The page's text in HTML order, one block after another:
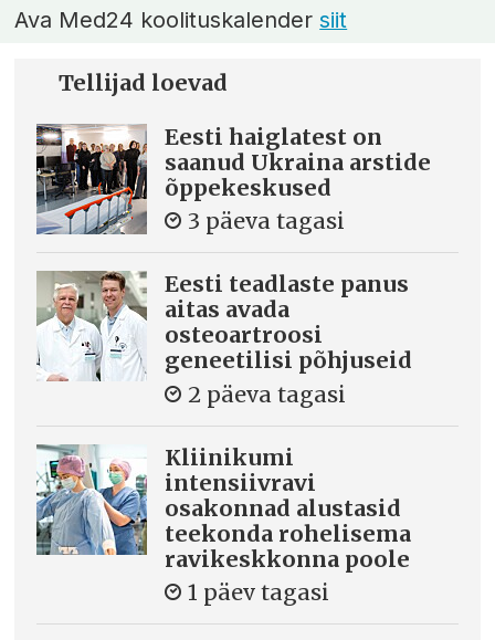
Ava Med24 koolituskalendersiit
Tellijad loevad
Eesti haiglatest on
saanud Ukraina arstide
õppekeskused
3 päeva tagasi
Eesti teadlaste panus
aitas avada
osteoartroosi
geneetilisi põhjuseid
2 päeva tagasi
Kliinikumi
intensiivravi
osakonnad alustasid
teekonda rohelisema
ravikeskkonna poole
1 päev tagasi